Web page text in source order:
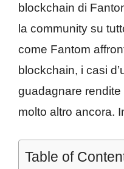
blockchain di
la community su
come Fantom
blockchain, i casi
guadagnare
molto altro ancora.
Table of